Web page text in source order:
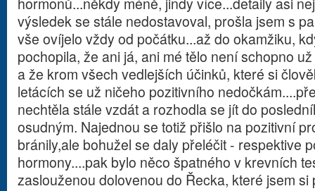
výsledek se stále nedostavoval, prošla jsem s
vše ovíjelo vždy od počátku...až do okamžiku,
pochopila, že ani já, ani mé tělo není schopno
a že krom všech vedlejších účinků, které si
letácích se už ničeho pozitivního
nechtěla stále vzdát a rozhodla se jít do
osudným. Najednou se totiž přišlo na pozitivní
bránily,ale bohužel se daly přeléčit - respektive
hormony....pak bylo něco špatného v krevních
zaslouženou dolovenou do Řecka, které jsem